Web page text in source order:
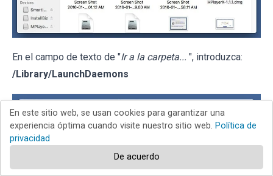
En el campo de texto de "Ir a la carpeta... ", introduzca:
/Library/LaunchDaemons
En este sitio web, se usan cookies para garantizar una
experiencia óptima cuando visite nuestro sitio web. Política de
privacidad
De acuerdo